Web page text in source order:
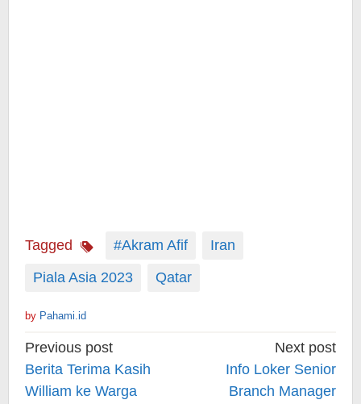
Tagged #Akram Afif
Iran
Piala Asia 2023
Qatar
by Pahami.id
Post
navigation
Previous post
Berita Terima Kasih
William ke Warga
Next post
Info Loker Senior
Branch Manager